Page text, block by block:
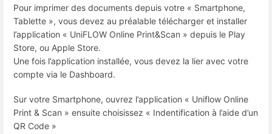
Pour imprimer des documents depuis votre « Smartphone,
Tablette », vous devez au préalable télécharger et installer
l’application « UniFLOW Online Print&Scan » depuis le Play
Store, ou Apple Store.
Une fois l’application installée, vous devez la lier avec votre
compte via le Dashboard.
Sur votre Smartphone, ouvrez l’application « Uniflow Online
Print & Scan » ensuite choisissez « Indentification à l’aide d’un
QR Code »